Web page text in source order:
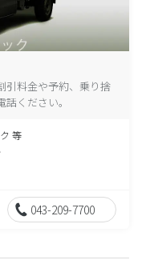
引料金や予約、乗り捨
ください。
等
043-209-7700